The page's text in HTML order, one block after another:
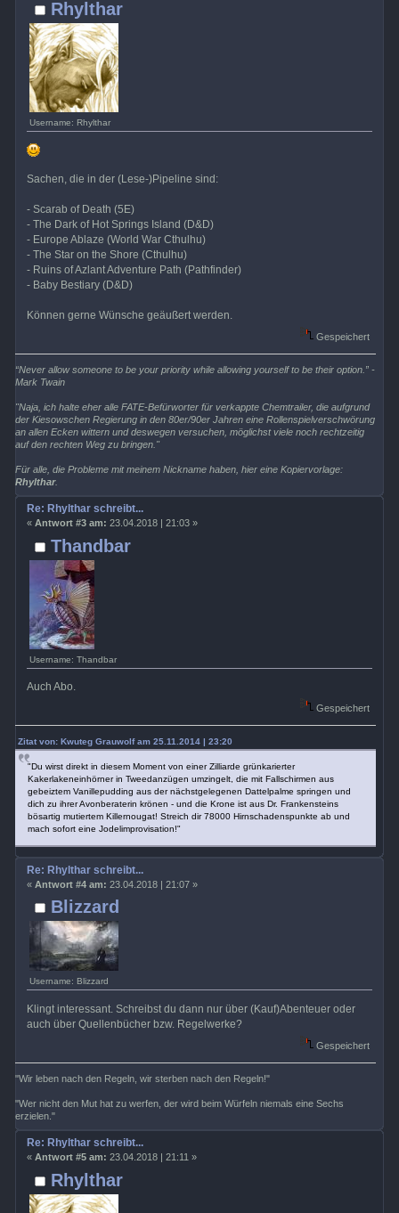
Rhylthar
Username: Rhylthar
Sachen, die in der (Lese-)Pipeline sind:
- Scarab of Death (5E)
- The Dark of Hot Springs Island (D&D)
- Europe Ablaze (World War Cthulhu)
- The Star on the Shore (Cthulhu)
- Ruins of Azlant Adventure Path (Pathfinder)
- Baby Bestiary (D&D)
Können gerne Wünsche geäußert werden.
Gespeichert
“Never allow someone to be your priority while allowing yourself to be their option.” -
Mark Twain
"Naja, ich halte eher alle FATE-Befürworter für verkappte Chemtrailer, die aufgrund
der Kiesowschen Regierung in den 80er/90er Jahren eine Rollenspielverschwörung
an allen Ecken wittern und deswegen versuchen, möglichst viele noch rechtzeitig
auf den rechten Weg zu bringen."
Für alle, die Probleme mit meinem Nickname haben, hier eine Kopiervorlage:
Rhylthar.
Thandbar
Username: Thandbar
Re: Rhylthar schreibt...
« Antwort #3 am: 23.04.2018 | 21:03 »
Auch Abo.
Gespeichert
Zitat von: Kwuteg Grauwolf am 25.11.2014 | 23:20
"Du wirst direkt in diesem Moment von einer Zilliarde grünkarierter
Kakerlakeneinhörner in Tweedanzügen umzingelt, die mit Fallschirmen aus
gebeiztem Vanillepudding aus der nächstgelegenen Dattelpalme springen und
dich zu ihrer Avonberaterin krönen - und die Krone ist aus Dr. Frankensteins
bösartig mutiertem Killernougat! Streich dir 78000 Hirnschadenspunkte ab und
mach sofort eine Jodelimprovisation!"
Blizzard
Username: Blizzard
Re: Rhylthar schreibt...
« Antwort #4 am: 23.04.2018 | 21:07 »
Klingt interessant. Schreibst du dann nur über (Kauf)Abenteuer oder
auch über Quellenbücher bzw. Regelwerke?
Gespeichert
"Wir leben nach den Regeln, wir sterben nach den Regeln!"
"Wer nicht den Mut hat zu werfen, der wird beim Würfeln niemals eine Sechs
erzielen."
Rhylthar
Re: Rhylthar schreibt...
« Antwort #5 am: 23.04.2018 | 21:11 »